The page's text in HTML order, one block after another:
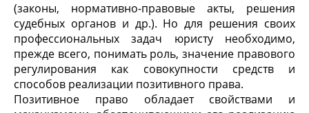
(законы, нормативно-правовые акты, решения
судебных органов и др.). Но для решения своих
профессиональных задач юристу необходимо,
прежде всего, понимать роль, значение правового
регулирования как совокупности средств и
способов реализации позитивного права.
Позитивное право обладает свойствами и